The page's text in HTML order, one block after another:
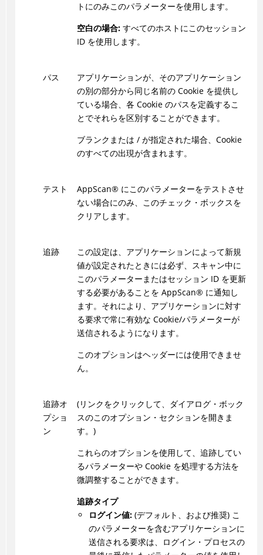
トにのみこのパラメーターを使用します。
空白の場合:すべてのホストにこのセッション
ID を使用します。
パス
アプリケーションが、そのアプリケーション
の別の部分から同じ名前の Cookie を提供し
ている場合、各 Cookie のパスを定義するこ
とでそれらを区別することができます。
ブランクまたは / が指定された場合、Cookie
のすべての出現が含まれます。
テスト AppScan® にこのパラメーターをテストさせ
ない場合にのみ、このチェック・ボックスを
クリアします。
追跡
この設定は、アプリケーションによって新規
値が設定されたときには必ず、スキャン中に
このパラメーターまたはセッション ID を更新
する必要があることを AppScan® に通知し
ます。それにより、アプリケーションに対す
る要求で常に有効な Cookie/パラメーターが
送信されるようになります。
このオプションはヘッダーには使用できませ
ん。
追跡オ
プショ
ン
(リンクをクリックして、ダイアログ・ボック
スのこのオプション・セクションを開きま
す。)
これらのオプションを使用して、追跡してい
るパラメーターや Cookie を処理する方法を
微調整することができます。
追跡タイプ
ログイン値:(デフォルト、および推奨) こ
のパラメーターを含むアプリケーションに
送信される要求は、ログイン・プロセスの